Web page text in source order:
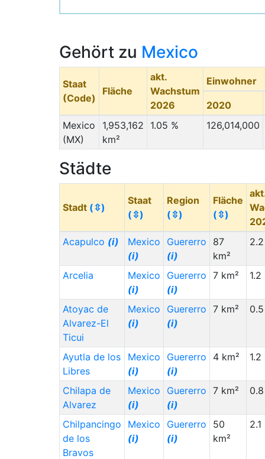
Gehört zu Mexico
Staat
(Code)
Fläche
akt.
Wachstum
2026
Einwohner
2020
Mexico
(MX)
1,953,162
km²
1.05 % 126,014,000
Städte
Stadt (⇳)
Staat
(⇳)
Region
(⇳)
Fläche
(⇳)
Acapulco (i)
Mexico
(i)
Guererro
(i)
87
km²
Arcelia
Mexico
(i)
Guererro
(i)
7 km² 1.2
Atoyac de
Alvarez-El
Ticui
Mexico
(i)
Guererro
(i)
7 km²
Ayutla de los
Libres
Mexico
(i)
Guererro
(i)
4 km² 1.2
Chilapa de
Alvarez
Mexico
(i)
Guererro
(i)
7 km²
Chilpancingo
de los
Bravos
Mexico
(i)
Guererro
(i)
50
km²
2.1